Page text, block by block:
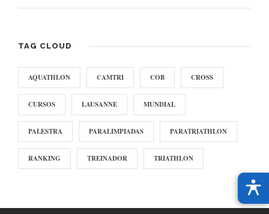
TAG CLOUD
AQUATHLON CAMTRI COB CROSS
CURSOS LAUSANNE MUNDIAL
PALESTRA PARALIMPIADAS PARATRIATHLON
RANKING TREINADOR TRIATHLON